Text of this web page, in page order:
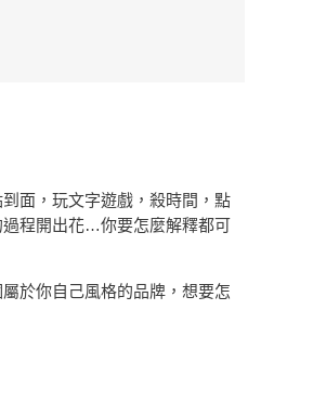
面，玩文字遊戲，殺時間，點
過程開出花…你要怎麼解釋都可
於你自己風格的品牌，想要怎